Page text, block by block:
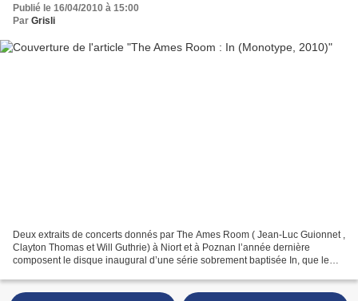
Publié le 16/04/2010 à 15:00
Par Grisli
Deux extraits de concerts donnés par The Ames Room ( Jean-Luc Guionnet ,
Clayton Thomas et Will Guthrie) à Niort et à Poznan l’année dernière
composent le disque inaugural d’une série sobrement baptisée In, que le